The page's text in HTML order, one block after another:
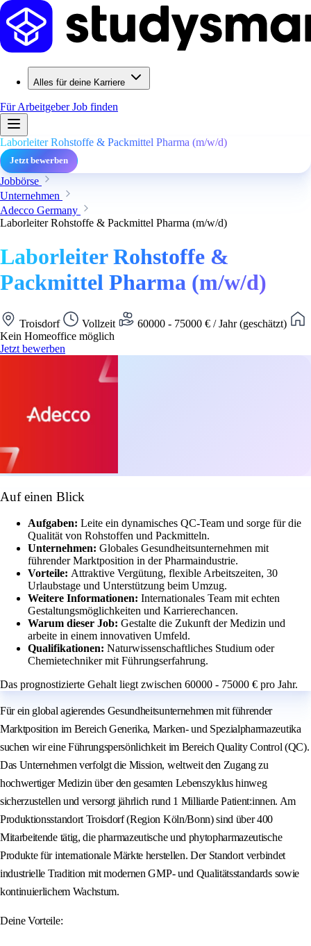
Alles für deine Karriere
Für ArbeitgeberJob finden
Laborleiter Rohstoffe & Packmittel Pharma (m/w/d)
Jetzt bewerben
Jobbörse
Unternehmen
Adecco Germany
Laborleiter Rohstoffe & Packmittel Pharma (m/w/d)
Laborleiter Rohstoffe &
Packmittel Pharma (m/w/d)
Troisdorf Vollzeit
60000 - 75000 € / Jahr (geschätzt)
Kein Homeoffice möglich
Jetzt bewerben
Auf einen Blick
Aufgaben: Leite ein dynamisches QC-Team und sorge für die
Qualität von Rohstoffen und Packmitteln.
Unternehmen: Globales Gesundheitsunternehmen mit
führender Marktposition in der Pharmaindustrie.
Vorteile: Attraktive Vergütung, flexible Arbeitszeiten, 30
Urlaubstage und Unterstützung beim Umzug.
Weitere Informationen: Internationales Team mit echten
Gestaltungsmöglichkeiten und Karrierechancen.
Warum dieser Job: Gestalte die Zukunft der Medizin und
arbeite in einem innovativen Umfeld.
Qualifikationen: Naturwissenschaftliches Studium oder
Chemietechniker mit Führungserfahrung.
Das prognostizierte Gehalt liegt zwischen 60000 - 75000 € pro Jahr.
Für ein global agierendes Gesundheitsunternehmen mit führender
Marktposition im Bereich Generika, Marken- und Spezialpharmazeutika
suchen wir eine Führungspersönlichkeit im Bereich Quality Control (QC).
Das Unternehmen verfolgt die Mission, weltweit den Zugang zu
hochwertiger Medizin über den gesamten Lebenszyklus hinweg
sicherzustellen und versorgt jährlich rund 1 Milliarde Patient:innen. Am
Produktionsstandort Troisdorf (Region Köln/Bonn) sind über 400
Mitarbeitende tätig, die pharmazeutische und phytopharmazeutische
Produkte für internationale Märkte herstellen. Der Standort verbindet
industrielle Tradition mit modernen GMP- und Qualitätsstandards sowie
kontinuierlichem Wachstum.
Deine Vorteile: